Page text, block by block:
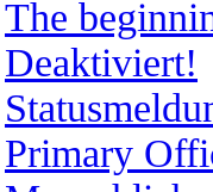
The
Deaktiviert!
Primary